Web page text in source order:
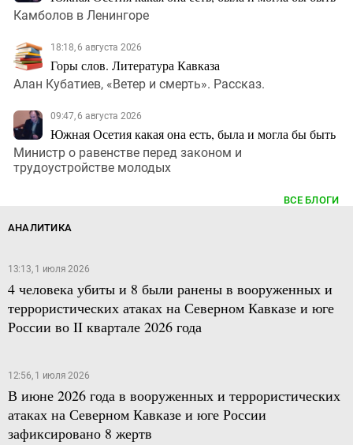
Камболов в Ленингоре
18:18, 6 августа 2026
Горы слов. Литература Кавказа
Алан Кубатиев, «Ветер и смерть». Рассказ.
09:47, 6 августа 2026
Южная Осетия какая она есть, была и могла бы быть
Министр о равенстве перед законом и
трудоустройстве молодых
ВСЕ БЛОГИ
АНАЛИТИКА
13:13, 1 июля 2026
4 человека убиты и 8 были ранены в вооруженных и
террористических атаках на Северном Кавказе и юге
России во II квартале 2026 года
12:56, 1 июля 2026
В июне 2026 года в вооруженных и террористических
атаках на Северном Кавказе и юге России
зафиксировано 8 жертв